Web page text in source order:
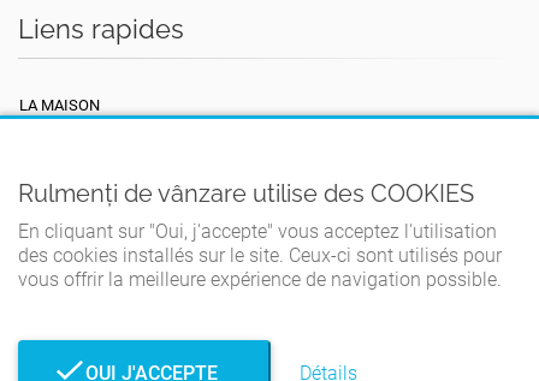
Liens rapides
LA MAISON
POLITIQUE DE CONFIDENTIALITÉ
CONTACT
Rulmenți de vânzare utilise des COOKIES
En cliquant sur "Oui, j'accepte" vous acceptez l'utilisation
des cookies installés sur le site. Ceux-ci sont utilisés pour
vous offrir la meilleure expérience de navigation possible.
OUI J'ACCEPTE Détails